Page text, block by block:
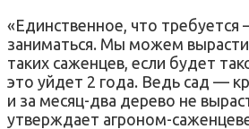
«Единственное, что
заниматься. Мы можем
таких саженцев, если будет
это уйдет 2 года. Ведь сад —
и за месяц-два дерево не
утверждает агроном-